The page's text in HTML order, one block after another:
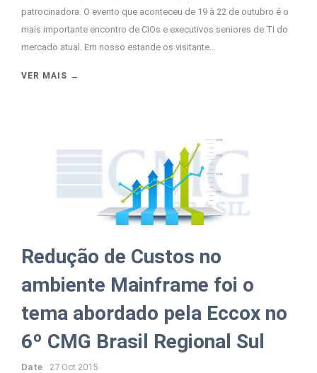
patrocinadora. O evento que aconteceu de 19 à 22 de outubro é o
mais importante encontro de CIOs e executivos seniores de TI do
mercado atual. Em nosso estande os visitante...
VER MAIS →
Redução de Custos no
ambiente Mainframe foi o
tema abordado pela Eccox no
6º CMG Brasil Regional Sul
Date 27 Oct 2015